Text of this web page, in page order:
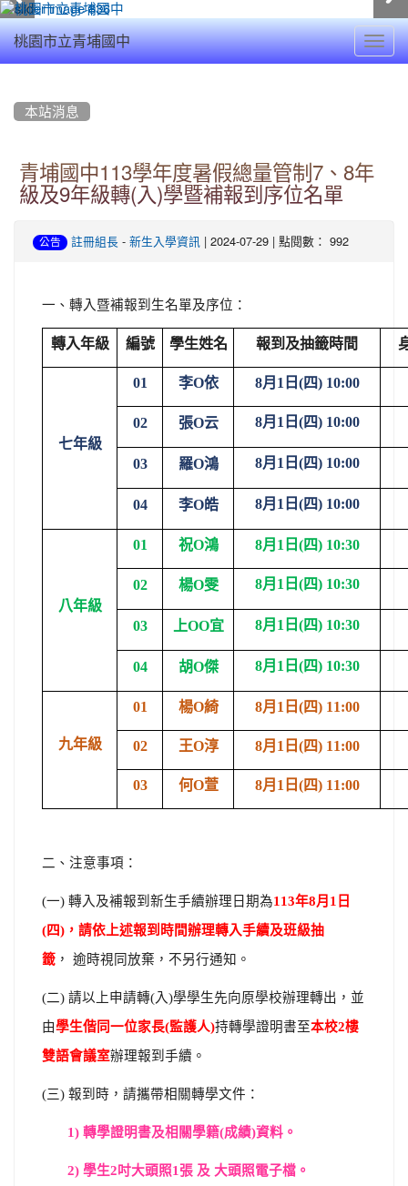
桃園市立青埔國中
本站消息
青埔國中113學年度暑假總量管制7、8年
級及9年級轉(入)學暨補報到序位名單
公告 註冊組長 - 新生入學資訊 | 2024-07-29 | 點閱數： 992
一、轉入暨補報到生名單及序位：
轉入年級 編號 學生姓名 報到及抽籤時間
七年級
01 李O依 8月 1 日 (四) 10:00
02 張O云 8月 1 日 (四) 10:00
03 羅O鴻 8月 1 日 (四) 10:00
04 李O皓 8月 1 日 (四) 10:00
八年級
01 祝O鴻 8月 1 日 (四) 10:30
02 楊O雯 8月 1 日 (四) 10:30
03 上OO宜 8月 1 日 (四) 10:30
04 胡O傑 8月 1 日 (四) 10:30
九年級
01 楊O綺 8月 1 日 (四) 11:00
02 王O淳 8月 1 日 (四) 11:00
03 何O萱 8月 1 日 (四) 11:00
二、注意事項：
(一) 轉入及補報到新生手續辦理日期為113年8月 1 日
(四) ，請依上述報到時間辦理轉入手續及班級抽
籤 ， 逾時視同放棄，不另行通知。
(二) 請以上申請轉(入)學學生先向原學校辦理轉出，並
由學生偕同一位家長(監護人)持轉學證明書至本校2樓
雙語會議室辦理報到手續。
(三) 報到時，請攜帶相關轉學文件：
1) 轉學證明書及相關學籍(成績)資料。
2) 學生2吋大頭照1 張 及 大頭照電子檔。